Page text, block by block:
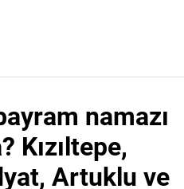
namazı
Kızıltepe,
Artuklu ve